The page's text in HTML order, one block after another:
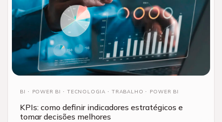
BI POWER BI TECNOLOGIA TRABALHO POWER BI
KPIs: como definir indicadores estratégicos e
tomar decisões melhores